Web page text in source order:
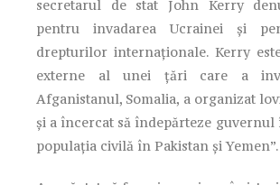
secretarul de stat John Kerry
pentru invadarea Ucrainei și
drepturilor internaționale. Kerry
externe al unei țări care a
Afganistanul, Somalia, a organizat
și a încercat să îndepărteze guvernul
populația civilă în Pakistan și Yemen”.